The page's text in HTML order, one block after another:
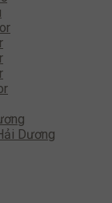
Dương